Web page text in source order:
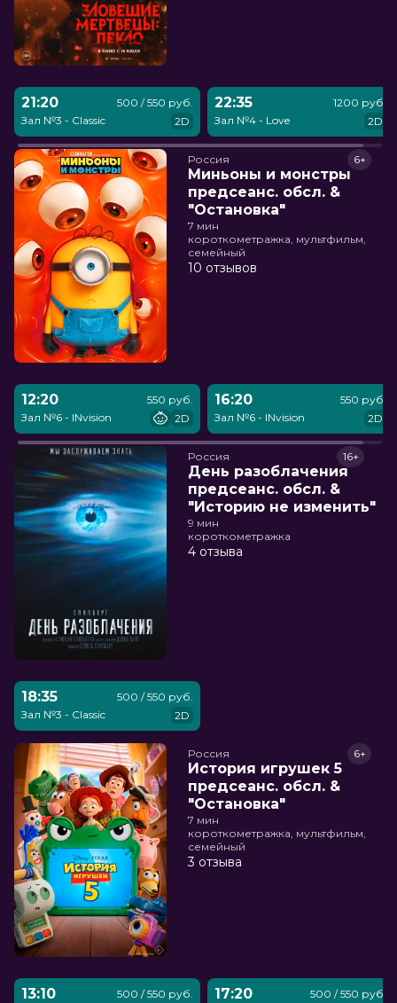
21:20
Зал №3 - Classic
500 / 550 руб.
2D
22:35
Зал №4 - Love
1200 руб.
2D
Россия
Миньоны и монстры
предсеанс. обсл. &
"Остановка"
6+
7 мин
короткометражка, мультфильм,
семейный
10 отзывов
12:20
Зал №6 - INvision
550 руб.
2D
16:20
Зал №6 - INvision
550 руб.
2D
Россия
День разоблачения
предсеанс. обсл. &
"Историю не изменить"
16+
9 мин
короткометражка
4 отзыва
18:35
Зал №3 - Classic
500 / 550 руб.
2D
Россия
История игрушек 5
предсеанс. обсл. &
"Остановка"
6+
7 мин
короткометражка, мультфильм,
семейный
3 отзыва
13:10 500 / 550 руб. 17:20 500 / 550 руб.